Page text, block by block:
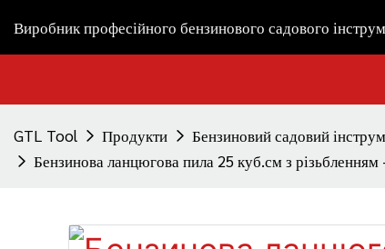
Виробник професійного бензинового садового
GTL Tool Продукти Бензиновий садовий
Бензинова ланцюгова пила 25 куб.см з